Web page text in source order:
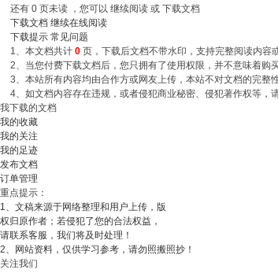
还有0 页未读 ，您可以 继续阅读 或 下载文档
下载文档继续在线阅读
下载提示 常见问题
1、本文档共计 0 页，下载后文档不带水印，支持完整阅读内容
2、当您付费下载文档后，您只拥有了使用权限，并不意味着购
3、本站所有内容均由合作方或网友上传，本站不对文档的完整
4、如文档内容存在违规，或者侵犯商业秘密、侵犯著作权等，请
我下载的文档
我的收藏
我的关注
我的足迹
发布文档
订单管理
重点提示：
1、文稿来源于网络整理和用户上传，版
权归原作者；若侵犯了您的合法权益，
请联系客服，我们将及时处理！
2、网站资料，仅供学习参考，请勿照搬照抄！
关注我们